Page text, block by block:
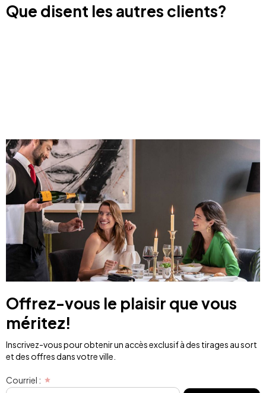
Que disent les autres clients?
Offrez-vous le plaisir que vous
méritez!
Inscrivez-vous pour obtenir un accès exclusif à des tirages au sort
et des offres dans votre ville.
Courriel :